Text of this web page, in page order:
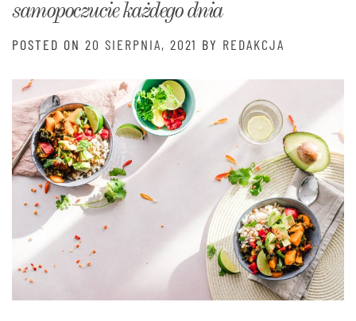
samopoczucie każdego dnia
POSTED ON 20 SIERPNIA, 2021 BY REDAKCJA